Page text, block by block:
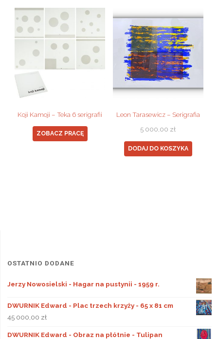
Koji Kamoji – Teka 6 serigrafii
ZOBACZ PRACĘ
Leon Tarasewicz – Serigrafia
5 000,00 zł
DODAJ DO KOSZYKA
OSTATNIO DODANE
Jerzy Nowosielski - Hagar na pustynii - 1959 r.
DWURNIK Edward - Plac trzech krzyży - 65 x 81 cm
45 000,00 zł
DWURNIK Edward - Obraz na płótnie - Tulipan